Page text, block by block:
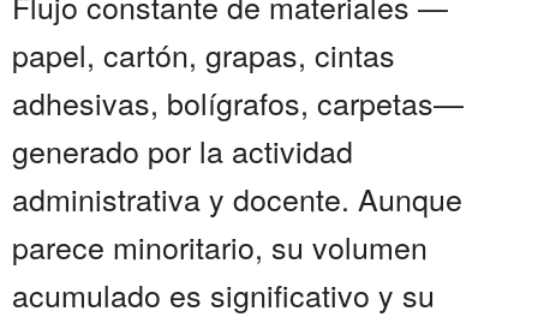
papel, cartón, grapas, cintas
adhesivas, bolígrafos, carpetas—
generado por la actividad
administrativa y docente. Aunque
parece minoritario, su volumen
acumulado es significativo y su